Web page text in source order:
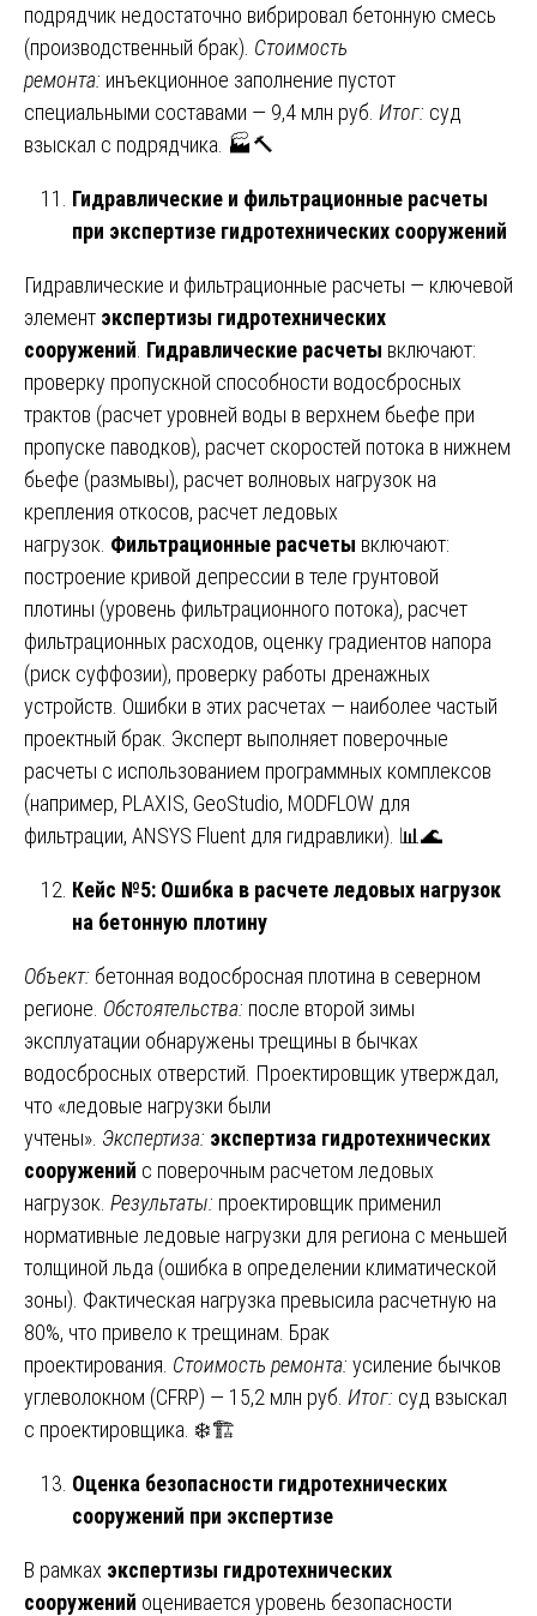
подрядчик недостаточно вибрировал бетонную смесь
(производственный брак). Стоимость
ремонта: инъекционное заполнение пустот
специальными составами — 9,4 млн руб. Итог: суд
взыскал с подрядчика. 🏭🔨
Гидравлические и фильтрационные расчеты
при экспертизе гидротехнических сооружений
Гидравлические и фильтрационные расчеты — ключевой
элемент экспертизы гидротехнических
сооружений Гидравлические расчеты включают:
проверку пропускной способности водосбросных
трактов (расчет уровней воды в верхнем бьефе при
пропуске паводков), расчет скоростей потока в нижнем
бьефе (размывы), расчет волновых нагрузок на
крепления откосов, расчет ледовых
нагрузок. Фильтрационные расчеты включают:
построение кривой депрессии в теле грунтовой
плотины (уровень фильтрационного потока), расчет
фильтрационных расходов, оценку градиентов напора
(риск суффозии), проверку работы дренажных
устройств. Ошибки в этих расчетах — наиболее частый
проектный брак. Эксперт выполняет поверочные
расчеты с использованием программных комплексов
(например, PLAXIS, GeoStudio, MODFLOW для
фильтрации, ANSYS Fluent для гидравлики). 📊🌊
Кейс №5: Ошибка в расчете ледовых нагрузок
на бетонную плотину
Объект: бетонная водосбросная плотина в северном
регионе. Обстоятельства: после второй зимы
эксплуатации обнаружены трещины в бычках
водосбросных отверстий. Проектировщик утверждал,
что «ледовые нагрузки были
учтены». Экспертиза: экспертиза гидротехнических
сооружений с поверочным расчетом ледовых
нагрузок. Результаты: проектировщик применил
нормативные ледовые нагрузки для региона с меньшей
толщиной льда (ошибка в определении климатической
зоны). Фактическая нагрузка превысила расчетную на
80%, что привело к трещинам. Брак
проектирования. Стоимость ремонта: усиление бычков
углеволокном (CFRP) — 15,2 млн руб. Итог: суд взыскал
с проектировщика. ❄️🏗️
Оценка безопасности гидротехнических
сооружений при экспертизе
В рамках экспертизы гидротехнических
сооружений оценивается уровень безопасности